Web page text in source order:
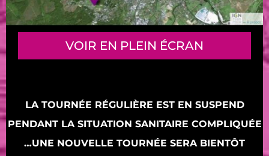
VOIR EN PLEIN ÉCRAN
LA TOURNÉE RÉGULIÈRE EST EN SUSPEND
PENDANT LA SITUATION SANITAIRE COMPLIQUÉE
…UNE NOUVELLE TOURNÉE SERA BIENTÔT